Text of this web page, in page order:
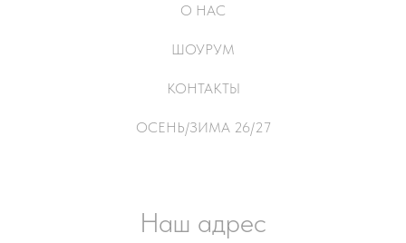
О НАС
ШОУРУМ
КОНТАКТЫ
ОСЕНЬ/ЗИМА 26/27
Наш адрес